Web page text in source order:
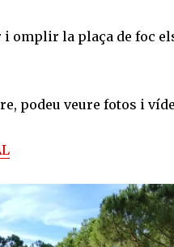
i omplir la plaça de foc
podeu veure fotos i